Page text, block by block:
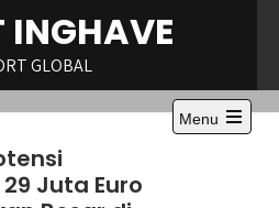
INGHAVE
GLOBAL
Menu
Open
Juta Euro